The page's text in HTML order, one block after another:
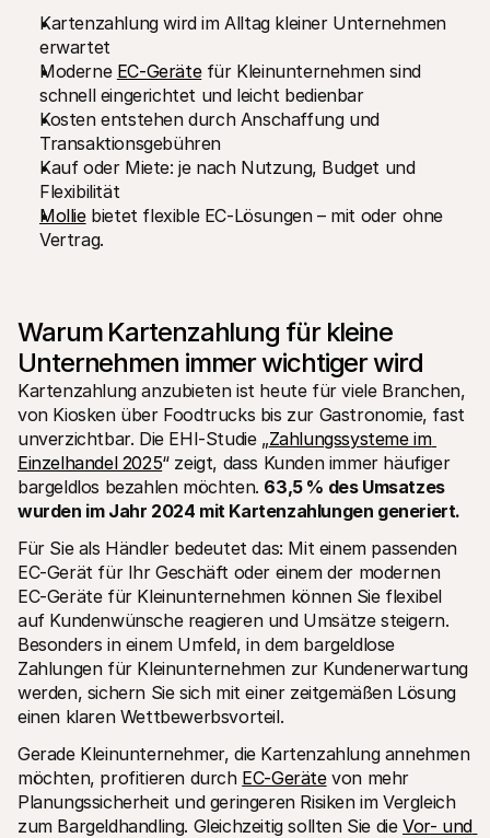
Für Endkunden
Warum steht Mollie auf Ihrem Kontoauszug?
Für Mollie-Händler
Kontaktieren Sie unseren Händler-Support
Sales-Team kontaktieren
Erfahren Sie, wie wir Ihrem Unternehmen helfen können
Kartenzahlung wird im Alltag kleiner Unternehmen
erwartet
Moderne EC-Geräte für Kleinunternehmen sind
schnell eingerichtet und leicht bedienbar
Kosten entstehen durch Anschaffung und
Transaktionsgebühren
Kauf oder Miete: je nach Nutzung, Budget und
Flexibilität
Mollie bietet flexible EC-Lösungen – mit oder ohne
Vertrag.
Warum Kartenzahlung für kleine
Unternehmen immer wichtiger wird
Kartenzahlung anzubieten ist heute für viele Branchen,
von Kiosken über Foodtrucks bis zur Gastronomie, fast
unverzichtbar. Die EHI-Studie „Zahlungssysteme im
Einzelhandel 2025“ zeigt, dass Kunden immer häufiger
bargeldlos bezahlen möchten. 63,5 % des Umsatzes
wurden im Jahr 2024 mit Kartenzahlungen generiert.
Für Sie als Händler bedeutet das: Mit einem passenden
EC-Gerät für Ihr Geschäft oder einem der modernen
EC-Geräte für Kleinunternehmen können Sie flexibel
auf Kundenwünsche reagieren und Umsätze steigern.
Besonders in einem Umfeld, in dem bargeldlose
Zahlungen für Kleinunternehmen zur Kundenerwartung
werden, sichern Sie sich mit einer zeitgemäßen Lösung
einen klaren Wettbewerbsvorteil.
Gerade Kleinunternehmer, die Kartenzahlung annehmen
möchten, profitieren durch EC-Geräte von mehr
Planungssicherheit und geringeren Risiken im Vergleich
zum Bargeldhandling. Gleichzeitig sollten Sie die Vor- und